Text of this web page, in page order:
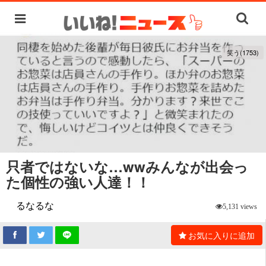
笑う(1753)
只者ではないな…wwみんなが出会っ
た個性の強い人達！！
るなるな 5,131 views
お気に入りに追加